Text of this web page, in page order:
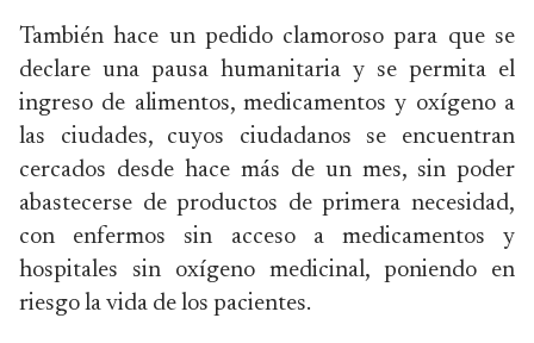
También hace un pedido clamoroso para que se
declare una pausa humanitaria y se permita el
ingreso de alimentos, medicamentos y oxígeno a
las ciudades, cuyos ciudadanos se encuentran
cercados desde hace más de un mes, sin poder
abastecerse de productos de primera necesidad,
con enfermos sin acceso a medicamentos y
hospitales sin oxígeno medicinal, poniendo en
riesgo la vida de los pacientes.